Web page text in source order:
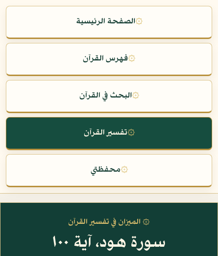
۞الصفحة الرئيسية
۞فهرس القرآن
۞البحث في القرآن
۞تفسير القرآن
۞محفظتي
۞ الميزان في تفسير القرآن
سورة هود، آية ١٠٠